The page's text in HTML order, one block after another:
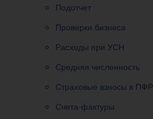
Подотчет
Проверки бизнеса
Расходы при УСН
Средняя численность
Страховые взносы в ПФР
Счета-фактуры